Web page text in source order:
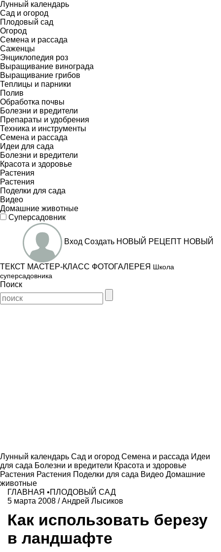
Лунный календарь
Сад и огород
Плодовый сад
Огород
Семена и рассада
Саженцы
Энциклопедия роз
Выращивание винограда
Выращивание грибов
Теплицы и парники
Полив
Обработка почвы
Болезни и вредители
Препараты и удобрения
Техника и инструменты
Семена и рассада
Идеи для сада
Болезни и вредители
Красота и здоровье
Растения
Растения
Поделки для сада
Видео
Домашние животные
Суперсадовник
Вход Создать НОВЫЙ РЕЦЕПТ НОВЫЙ
ТЕКСТ МАСТЕР-КЛАСС ФОТОГАЛЕРЕЯ Школа
суперсадовника
Поиск
Лунный календарь Сад и огород Семена и рассада Идеи
для сада Болезни и вредители Красота и здоровье
Растения Растения Поделки для сада Видео Домашние
животные
ГЛАВНАЯ •ПЛОДОВЫЙ САД
5 марта 2008 /Андрей Лысиков
Как использовать березу
в ландшафте